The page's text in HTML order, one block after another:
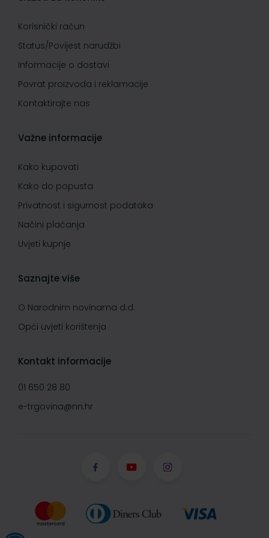
Korisnički račun
Status/Povijest narudžbi
Informacije o dostavi
Povrat proizvoda i reklamacije
Kontaktirajte nas
Važne informacije
Kako kupovati
Kako do popusta
Privatnost i sigurnost podataka
Načini plaćanja
Uvjeti kupnje
Saznajte više
O Narodnim novinama d.d.
Opći uvjeti korištenja
Kontakt informacije
01 650 28 80
e-trgovina@nn.hr